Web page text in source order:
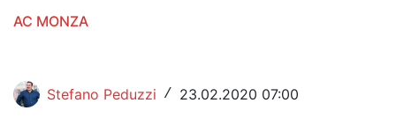
Motori
Hockey
AC MONZA
Stefano Peduzzi / 23.02.2020 07:00